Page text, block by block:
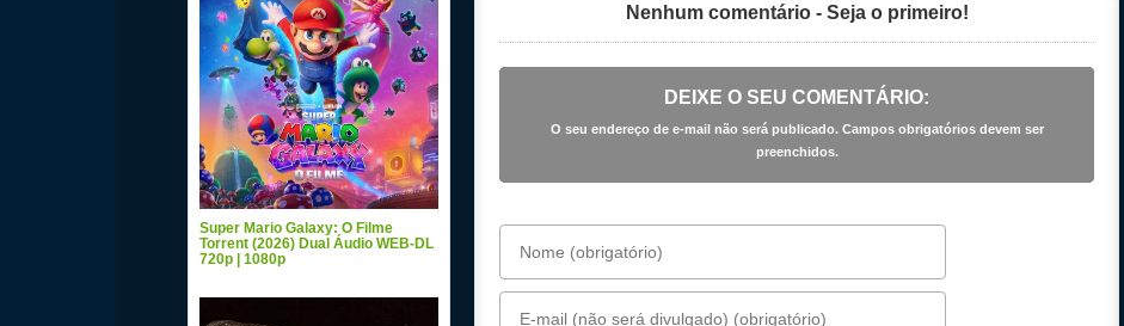
Nenhum comentário - Seja o primeiro!
DEIXE O SEU COMENTÁRIO:
O seu endereço de e-mail não será publicado. Campos obrigatórios devem ser
preenchidos.
Super Mario Galaxy: O Filme
Torrent (2026) Dual Áudio WEB-DL
720p | 1080p